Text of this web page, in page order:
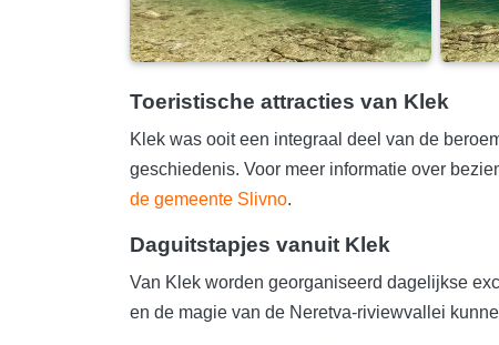
Toeristische attracties van Klek
Klek was ooit een integraal deel van de
geschiedenis. Voor meer informatie over
de gemeente Slivno.
Daguitstapjes vanuit Klek
Van Klek worden georganiseerd dagelijkse
en de magie van de Neretva-riviewvallei